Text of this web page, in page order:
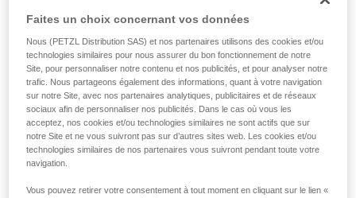
- Pour l’auto-assurage en escalade sur corde fixe, référez-
vous aux solutions développées dans le conseil technique
Auto-assurage sur Petzl.com.
- Pour l’auto-assurage en tête, il existe des techniques
nécessitant une modification de l’appareil pour améliorer le
défilement de la corde. Petzl n’autorise pas cet usage. Pour
rappel : toute modification d’un EPI est interdite en dehors
des ateliers Petzl.
Faites un choix concernant vos données
Nous (PETZL Distribution SAS) et nos partenaires utilisons des cookies et/ou
technologies similaires pour nous assurer du bon fonctionnement de notre
Site, pour personnaliser notre contenu et nos publicités, et pour analyser notre
trafic. Nous partageons également des informations, quant à votre navigation
sur notre Site, avec nos partenaires analytiques, publicitaires et de réseaux
sociaux afin de personnaliser nos publicités. Dans le cas où vous les
acceptez, nos cookies et/ou technologies similaires ne sont actifs que sur
notre Site et ne vous suivront pas sur d’autres sites web. Les cookies et/ou
technologies similaires de nos partenaires vous suivront pendant toute votre
navigation.
Vous pouvez retirer votre consentement à tout moment en cliquant sur le lien «